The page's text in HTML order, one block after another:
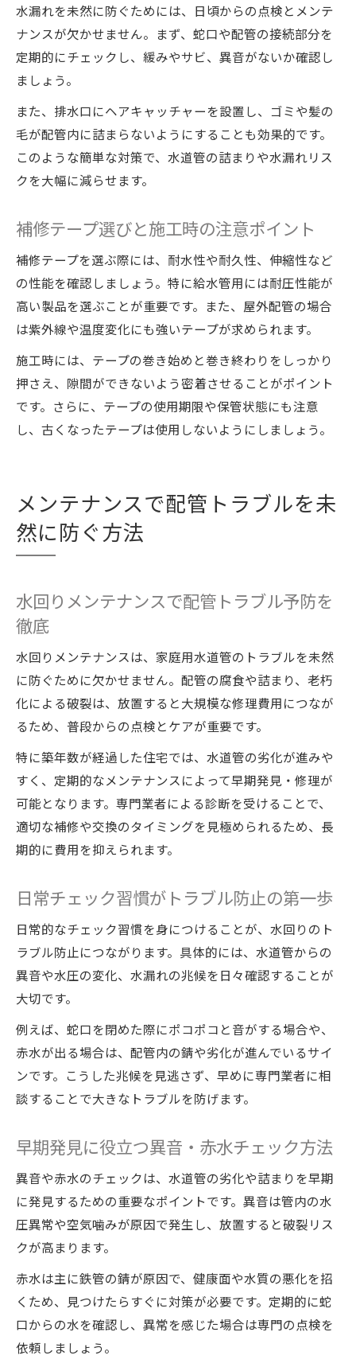
水漏れを未然に防ぐためには、日頃からの点検とメンテ
ナンスが欠かせません。まず、蛇口や配管の接続部分を
定期的にチェックし、緩みやサビ、異音がないか確認し
ましょう。
また、排水口にヘアキャッチャーを設置し、ゴミや髪の
毛が配管内に詰まらないようにすることも効果的です。
このような簡単な対策で、水道管の詰まりや水漏れリス
クを大幅に減らせます。
補修テープ選びと施工時の注意ポイント
補修テープを選ぶ際には、耐水性や耐久性、伸縮性など
の性能を確認しましょう。特に給水管用には耐圧性能が
高い製品を選ぶことが重要です。また、屋外配管の場合
は紫外線や温度変化にも強いテープが求められます。
施工時には、テープの巻き始めと巻き終わりをしっかり
押さえ、隙間ができないよう密着させることがポイント
です。さらに、テープの使用期限や保管状態にも注意
し、古くなったテープは使用しないようにしましょう。
メンテナンスで配管トラブルを未
然に防ぐ方法
水回りメンテナンスで配管トラブル予防を
徹底
水回りメンテナンスは、家庭用水道管のトラブルを未然
に防ぐために欠かせません。配管の腐食や詰まり、老朽
化による破裂は、放置すると大規模な修理費用につなが
るため、普段からの点検とケアが重要です。
特に築年数が経過した住宅では、水道管の劣化が進みや
すく、定期的なメンテナンスによって早期発見・修理が
可能となります。専門業者による診断を受けることで、
適切な補修や交換のタイミングを見極められるため、長
期的に費用を抑えられます。
日常チェック習慣がトラブル防止の第一歩
日常的なチェック習慣を身につけることが、水回りのト
ラブル防止につながります。具体的には、水道管からの
異音や水圧の変化、水漏れの兆候を日々確認することが
大切です。
例えば、蛇口を閉めた際にポコポコと音がする場合や、
赤水が出る場合は、配管内の錆や劣化が進んでいるサイ
ンです。こうした兆候を見逃さず、早めに専門業者に相
談することで大きなトラブルを防げます。
早期発見に役立つ異音・赤水チェック方法
異音や赤水のチェックは、水道管の劣化や詰まりを早期
に発見するための重要なポイントです。異音は管内の水
圧異常や空気噛みが原因で発生し、放置すると破裂リス
クが高まります。
赤水は主に鉄管の錆が原因で、健康面や水質の悪化を招
くため、見つけたらすぐに対策が必要です。定期的に蛇
口からの水を確認し、異常を感じた場合は専門の点検を
依頼しましょう。